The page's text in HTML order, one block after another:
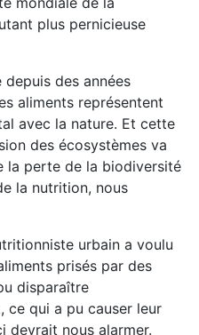
plus pernicieuse
depuis des années
aliments représentent
avec la nature. Et cette
des écosystèmes va
la perte de la biodiversité
la nutrition, nous
urbain a voulu
prisés par des
disparaître
ce qui a pu causer leur
devrait nous alarmer.